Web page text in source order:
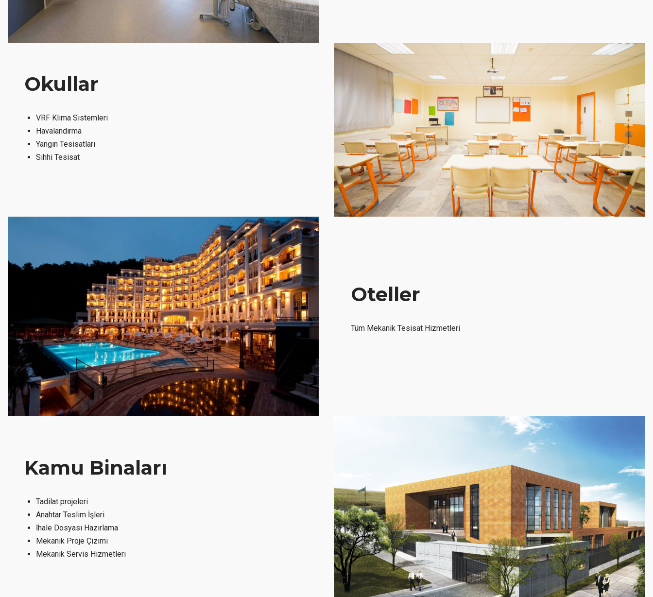
Okullar
VRF Klima Sistemleri
Havalandırma
Yangın Tesisatları
Sıhhi Tesisat
Oteller
Tüm Mekanik Tesisat Hizmetleri
Kamu Binaları
Tadilat projeleri
Anahtar Teslim İşleri
İhale Dosyası Hazırlama
Mekanik Proje Çizimi
Mekanik Servis Hizmetleri